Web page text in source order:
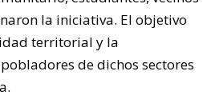
la iniciativa. El objetivo
territorial y la
de dichos sectores